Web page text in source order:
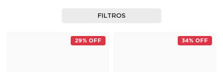
FILTROS
29% OFF 34% OFF